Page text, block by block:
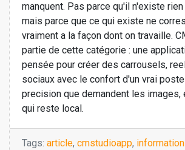
manquent. Pas parce qu'il n'existe
mais parce que ce qui existe ne
vraiment a la façon dont on travaille.
partie de cette catégorie : une
pensée pour créer des carrousels,
sociaux avec le confort d'un vrai
precision que demandent les images,
qui reste local.
Tags: article, cmstudioapp, information